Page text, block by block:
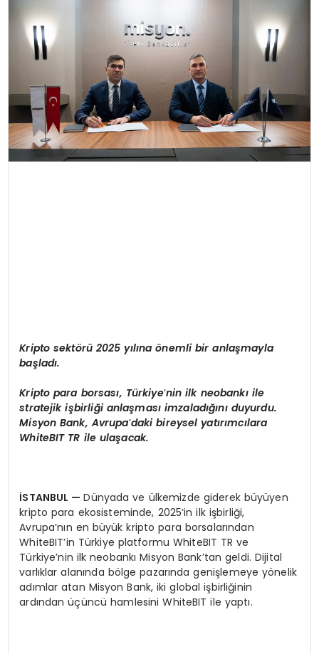
Kripto sektörü 2025 yılınaönemli bir anlaşmayla
başladı.
Kripto para borsası, Türkiye’nin ilk neobankı ile
stratejik işbirliği anlaşması imzaladığını duyurdu.
Misyon Bank, Avrupa’daki bireysel yatırımcılara
WhiteBIT TR ile ulaşacak.
İSTANBUL —Dünyada ve ülkemizde giderek büyüyen
kripto para ekosisteminde, 2025’in ilk işbirliği,
Avrupa’nın en büyük kripto para borsalarından
WhiteBIT’in Türkiye platformu WhiteBIT TR ve
Türkiye’nin ilk neobankı Misyon Bank’tan geldi. Dijital
varlıklar alanında bölge pazarında genişlemeye yönelik
adımlar atan Misyon Bank, iki global işbirliğinin
ardından üçüncü hamlesini WhiteBIT ile yaptı.